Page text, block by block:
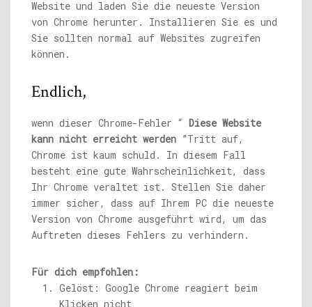
Website und laden Sie die neueste Version
von Chrome herunter. Installieren Sie es und
Sie sollten normal auf Websites zugreifen
können.
Endlich,
wenn dieser Chrome-Fehler “ Diese Website
kann nicht erreicht werden ”Tritt auf,
Chrome ist kaum schuld. In diesem Fall
besteht eine gute Wahrscheinlichkeit, dass
Ihr Chrome veraltet ist. Stellen Sie daher
immer sicher, dass auf Ihrem PC die neueste
Version von Chrome ausgeführt wird, um das
Auftreten dieses Fehlers zu verhindern.
Für dich empfohlen:
Gelöst: Google Chrome reagiert beim
Klicken nicht